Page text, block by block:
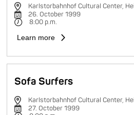
Karlstorbahnhof Cultural Center,
26. October 1999
8:00 p.m.
Learn more
Sofa Surfers
Karlstorbahnhof Cultural Center,
27. October 1999